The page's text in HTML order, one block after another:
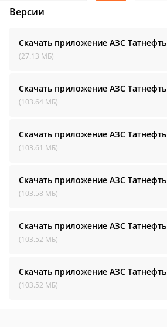
Версии
Скачать приложение АЗС Татнефть
(27.13 МБ)
Скачать приложение АЗС Татнефть
(103.64 МБ)
Скачать приложение АЗС Татнефть
(103.61 МБ)
Скачать приложение АЗС Татнефть
(103.58 МБ)
Скачать приложение АЗС Татнефть
(103.52 МБ)
Скачать приложение АЗС Татнефть
(103.52 МБ)